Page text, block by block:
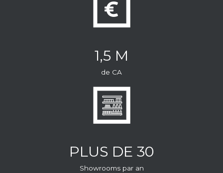
1,5 M
de CA
PLUS DE 30
Showrooms par an